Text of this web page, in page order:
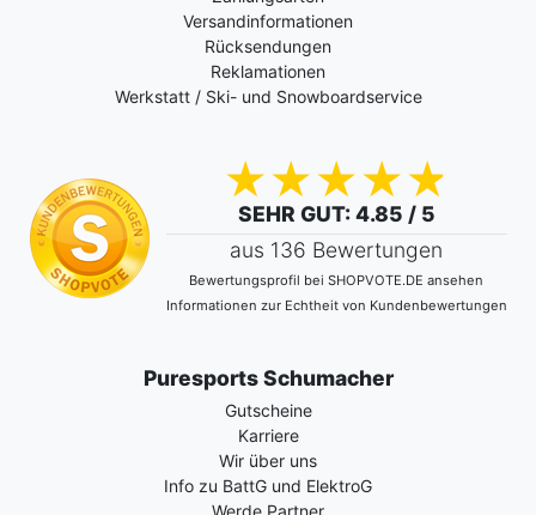
Versandinformationen
Rücksendungen
Reklamationen
Werkstatt / Ski- und Snowboardservice
SEHR GUT: 4.85 / 5
aus 136 Bewertungen
Bewertungsprofil bei SHOPVOTE.DE ansehen
Informationen zur Echtheit von Kundenbewertungen
Puresports Schumacher
Gutscheine
Karriere
Wir über uns
Info zu BattG und ElektroG